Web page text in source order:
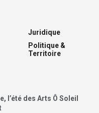
Juridique
Politique &
Territoire
l’été des Arts Ô Soleil